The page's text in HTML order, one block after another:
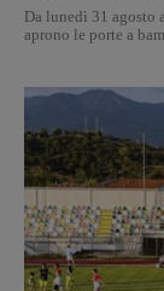
Da lunedì 31 agosto
aprono le porte a